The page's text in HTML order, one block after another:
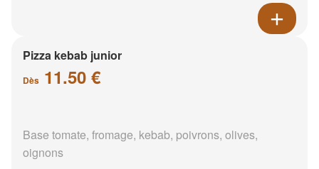
Pizza kebab junior
Dès 11.50 €
Base tomate, fromage, kebab, poivrons, olives,
oignons